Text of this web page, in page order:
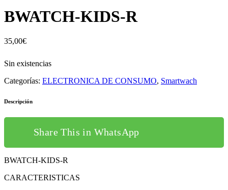
BWATCH-KIDS-R
35,00€
Sin existencias
Categorías: ELECTRONICA DE CONSUMO, Smartwach
Descripción
Share This in WhatsApp
BWATCH-KIDS-R
CARACTERISTICAS